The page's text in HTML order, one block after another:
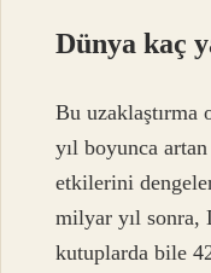
Dünya kaç
Bu uzaklaştırma
yıl boyunca
etkilerini
milyar yıl sonra,
kutuplarda bile